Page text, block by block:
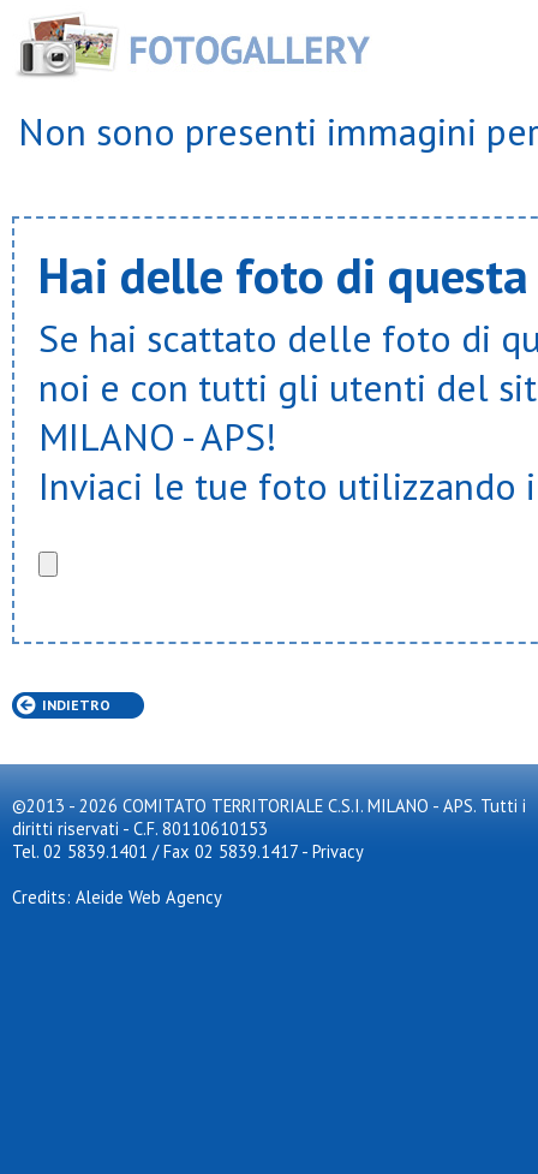
Non sono presenti immagini
Hai delle foto di
Se hai scattato delle foto di
noi e con tutti gli utenti del sito
MILANO - APS!
Inviaci le tue foto utilizzando
INDIETRO
©2013 - 2026 COMITATO TERRITORIALE C.S.I. MILANO - APS. Tutti i
diritti riservati - C.F. 80110610153
Tel. 02 5839.1401 / Fax 02 5839.1417 - Privacy
Credits: Aleide Web Agency